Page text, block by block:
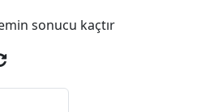
Bayburt
sonucu kaçtır